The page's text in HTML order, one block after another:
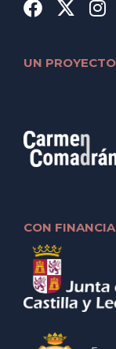
UN
CON